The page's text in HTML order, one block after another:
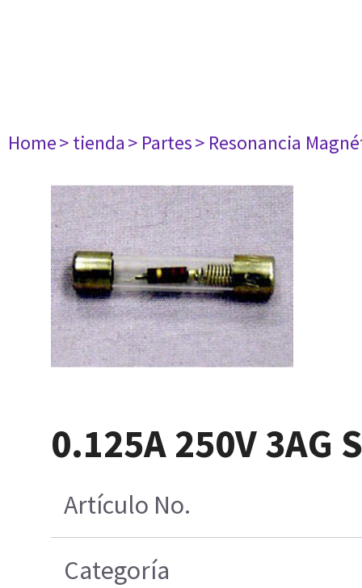
Home> tienda> Partes> Resonancia
0.125A 250V 3AG
Artículo No.
Categoría